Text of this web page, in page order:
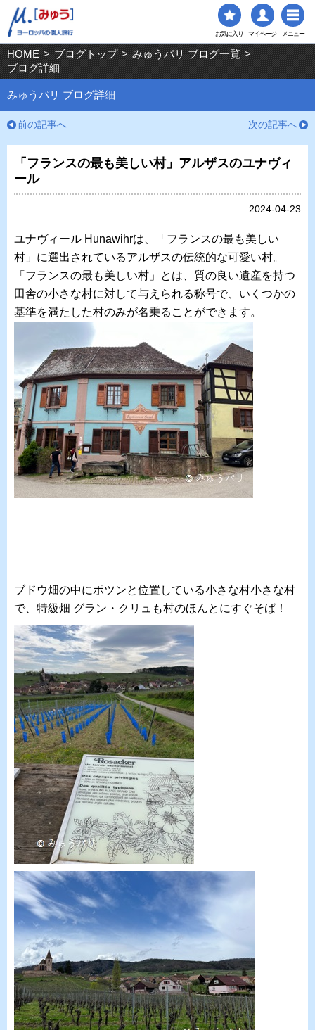
お気に入り マイページ メニュー
HOME > ブログトップ > みゅうパリ ブログ一覧 >
ブログ詳細
みゅうパリ ブログ詳細
前の記事へ 次の記事へ
「フランスの最も美しい村」アルザスのユナヴィ
ール
2024-04-23
ユナヴィール Hunawihrは、「フランスの最も美しい
村」に選出されているアルザスの伝統的な可愛い村。
「フランスの最も美しい村」とは、質の良い遺産を持つ
田舎の小さな村に対して与えられる称号で、いくつかの
基準を満たした村のみが名乗ることができます。
ブドウ畑の中にポツンと位置している小さな村小さな村
で、特級畑 グラン・クリュも村のほんとにすぐそば！